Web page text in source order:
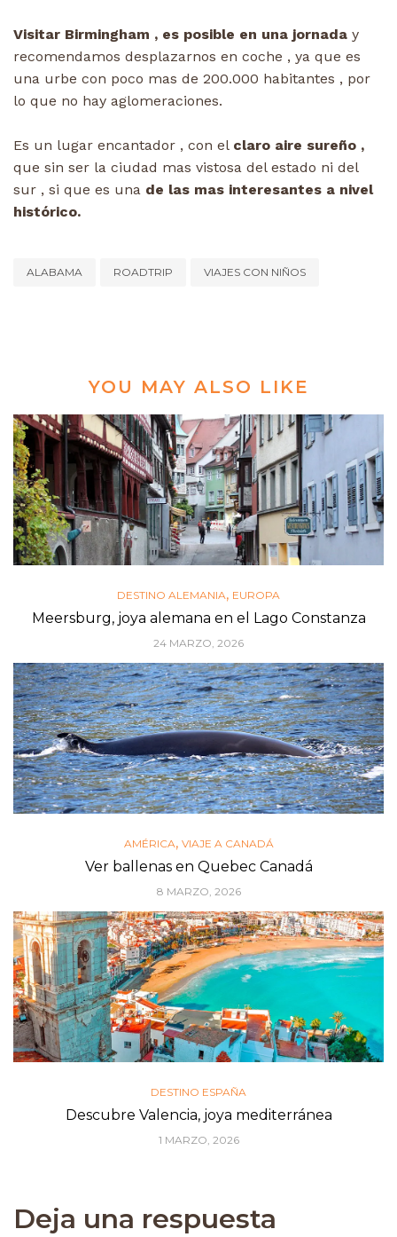
Visitar Birmingham , es posible en una jornada y
recomendamos desplazarnos en coche , ya que es
una urbe con poco mas de 200.000 habitantes , por
lo que no hay aglomeraciones.
Es un lugar encantador , con el claro aire sureño ,
que sin ser la ciudad mas vistosa del estado ni del
sur , si que es una de las mas interesantes a nivel
histórico.
ALABAMA ROADTRIP VIAJES CON NIÑOS
YOU MAY ALSO LIKE
DESTINO ALEMANIA, EUROPA
Meersburg, joya alemana en el Lago Constanza
24 MARZO, 2026
AMÉRICA, VIAJE A CANADÁ
Ver ballenas en Quebec Canadá
8 MARZO, 2026
DESTINO ESPAÑA
Descubre Valencia, joya mediterránea
1 MARZO, 2026
Deja una respuesta